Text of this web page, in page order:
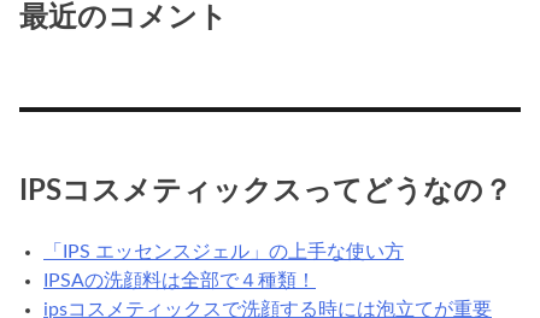
最近のコメント
IPSコスメティックスってどうなの？
「IPS エッセンスジェル」の上手な使い方
IPSAの洗顔料は全部で４種類！
ipsコスメティックスで洗顔する時には泡立てが重要